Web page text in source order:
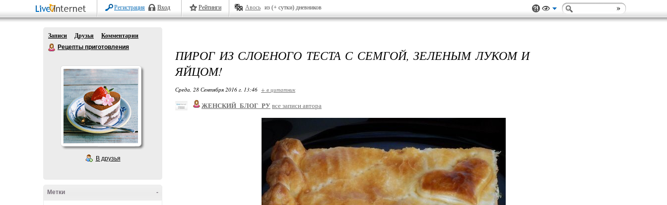
Регистрация Вход Рейтинги Авось из (+ сутки) дневников
Записи Друзья
Комментарии
Рецепты приготовления
В друзья
-
Метки
ПИРОГ ИЗ СЛОЕНОГО ТЕСТА С СЕМГОЙ, ЗЕЛЕНЫМ ЛУКОМ И
ЯЙЦОМ!
Среда, 28 Сентября 2016 г. 13:46 + в цитатник
ЖЕНСКИЙ_БЛОГ_РУ все записи автора